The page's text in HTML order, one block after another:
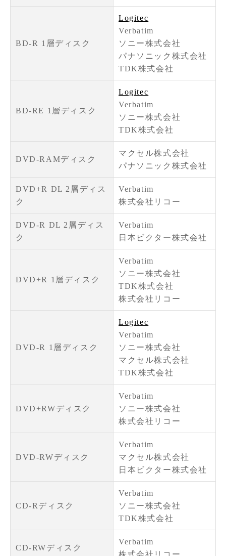
BD-R 1層ディスク
Logitec
Verbatim
ソニー株式会社
パナソニック株式会社
TDK株式会社
BD-RE 1層ディスク
Logitec
Verbatim
ソニー株式会社
TDK株式会社
DVD-RAMディスク
マクセル株式会社
パナソニック株式会社
DVD+R DL 2層ディス
ク
Verbatim
株式会社リコー
DVD-R DL 2層ディス
ク
Verbatim
日本ビクター株式会社
DVD+R 1層ディスク
Verbatim
ソニー株式会社
TDK株式会社
株式会社リコー
DVD-R 1層ディスク
Logitec
Verbatim
ソニー株式会社
マクセル株式会社
TDK株式会社
DVD+RWディスク
Verbatim
ソニー株式会社
株式会社リコー
DVD-RWディスク
Verbatim
マクセル株式会社
日本ビクター株式会社
CD-Rディスク
Verbatim
ソニー株式会社
TDK株式会社
CD-RWディスク
Verbatim